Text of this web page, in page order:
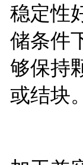
稳定性
储条件
够保持
或结块。